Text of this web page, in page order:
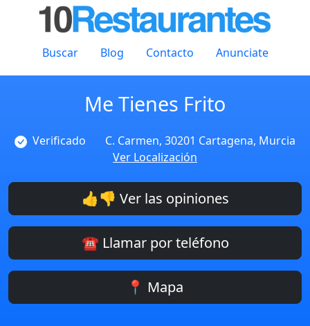
Buscar Blog Contacto Anunciate
Me Tienes Frito
Verificado
C. Carmen, 30201 Cartagena, Murcia
Ver Localización
👍👎 Ver las opiniones
☎️ Llamar por teléfono
📍 Mapa